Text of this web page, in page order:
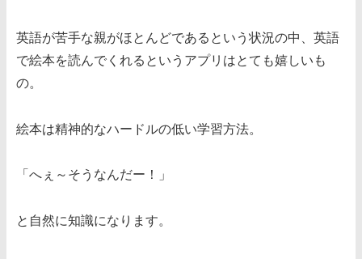
英語が苦手な親がほとんどであるという状況の中、英語
で絵本を読んでくれるというアプリはとても嬉しいも
の。
絵本は精神的なハードルの低い学習方法。
「へぇ～そうなんだー！」
と自然に知識になります。